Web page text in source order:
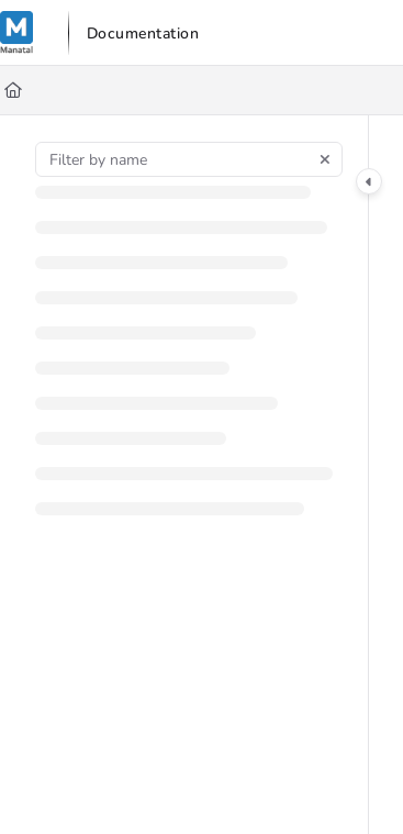
Documentation Index
Fetch the complete documentation index at:
Use this file to discover all available pages before
Documentation